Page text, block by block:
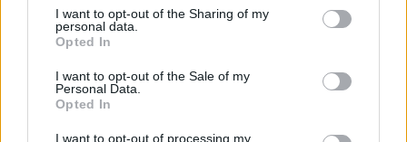
I want to opt-out of the Sharing of my
personal data.
Opted In
I want to opt-out of the Sale of my
Personal Data.
Opted In
I want to opt-out of processing my
ΤΕΛΕΥΤΑΙΕΣ ΕΙΔΗΣΕΙΣ